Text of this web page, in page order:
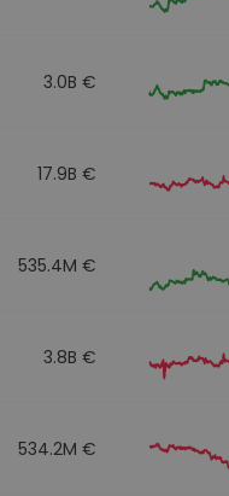
3.0B €
17.9B €
535.4M €
3.8B €
534.2M €